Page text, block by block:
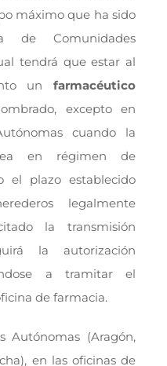
máximo que ha sido
Comunidades
tendrá que estar al
un farmacéutico
excepto en
cuando la
en régimen de
el plazo establecido
legalmente
la transmisión
la autorización
a tramitar el
de farmacia.
Autónomas (Aragón,
en las oficinas de